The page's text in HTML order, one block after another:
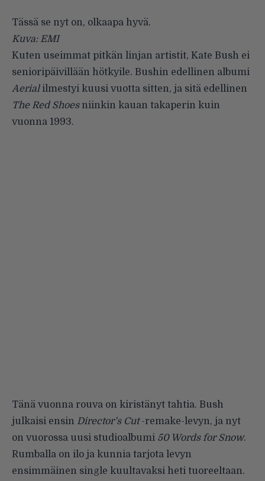
Tässä se nyt on, olkaapa hyvä.
Kuva: EMI
Kuten useimmat pitkän linjan artistit, Kate Bush ei
senioripäivillään hötkyile. Bushin edellinen albumi
Aerialilmestyi kuusi vuotta sitten, ja sitä edellinen
The Red Shoesniinkin kauan takaperin kuin
vuonna 1993.
Tänä vuonna rouva on kiristänyt tahtia. Bush
julkaisi ensin Director’s Cut-remake-levyn, ja nyt
on vuorossa uusi studioalbumi 50 Words for Snow.
Rumballa on ilo ja kunnia tarjota levyn
ensimmäinen single kuultavaksi heti tuoreeltaan.